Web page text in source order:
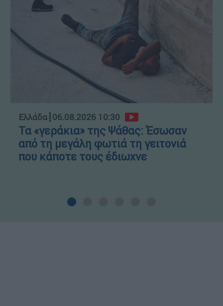
Ελλάδα┋06.08.2026 10:30
Τα «γεράκια» της Ψάθας: Έσωσαν
από τη μεγάλη φωτιά τη γειτονιά
που κάποτε τους έδιωχνε